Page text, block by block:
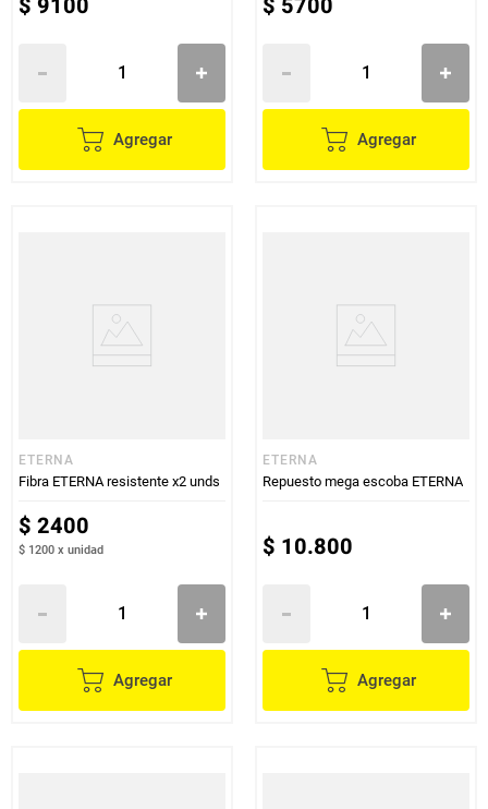
Agregar Agregar
ETERNA
Fibra ETERNA resistente x2 unds
$ 2400
$ 1200 x unidad
Agregar
ETERNA
Repuesto mega escoba ETERNA
$ 10.800
Agregar